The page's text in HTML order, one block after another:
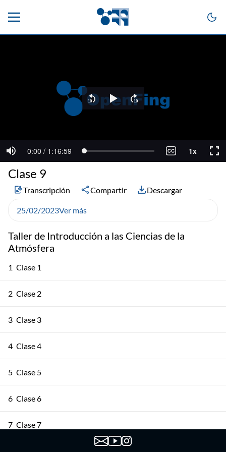
Taller de Introducción a las Ciencias de la
Atmósfera
1 Clase 1
2 Clase 2
3 Clase 3
4 Clase 4
5 Clase 5
6 Clase 6
7 Clase 7
Clase 9
Transcripción Compartir Descargar
25/02/2023Ver más